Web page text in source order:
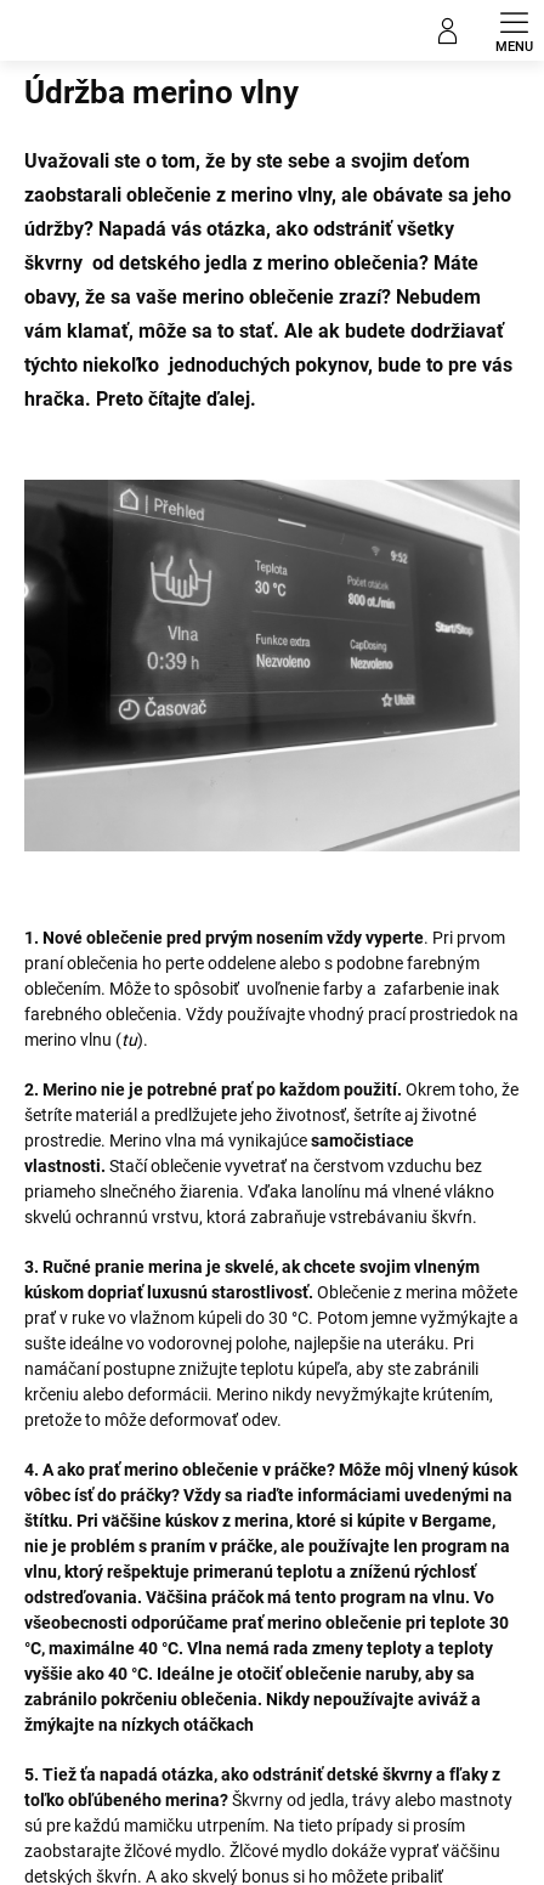
Údržba merino vlny
Uvažovali ste o tom, že by ste sebe a svojim deťom
zaobstarali oblečenie z merino vlny, ale obávate sa jeho
údržby? Napadá vás otázka, ako odstrániť všetky
škvrny od detského jedla z merino oblečenia? Máte
obavy, že sa vaše merino oblečenie zrazí? Nebudem
vám klamať, môže sa to stať. Ale ak budete dodržiavať
týchto niekoľko jednoduchých pokynov, bude to pre vás
hračka. Preto čítajte ďalej.
1. Nové oblečenie pred prvým nosením vždy vyperte. Pri prvom
praní oblečenia ho perte oddelene alebo s podobne farebným
oblečením. Môže to spôsobiť uvoľnenie farby a zafarbenie inak
farebného oblečenia. Vždy používajte vhodný prací prostriedok na
merino vlnu (tu).
2. Merino nie je potrebné prať po každom použití. Okrem toho, že
šetríte materiál a predlžujete jeho životnosť, šetríte aj životné
prostredie. Merino vlna má vynikajúcesamočistiace
vlastnosti. Stačí oblečenie vyvetrať na čerstvom vzduchu bez
priameho slnečného žiarenia. Vďaka lanolínu má vlnené vlákno
skvelú ochrannú vrstvu, ktorá zabraňuje vstrebávaniu škvŕn.
3. Ručné pranie merina je skvelé, ak chcete svojim vlneným
kúskom dopriať luxusnú starostlivosť. Oblečenie z merina môžete
prať v ruke vo vlažnom kúpeli do 30 °C. Potom jemne vyžmýkajte a
sušte ideálne vo vodorovnej polohe, najlepšie na uteráku. Pri
namáčaní postupne znižujte teplotu kúpeľa, aby ste zabránili
krčeniu alebo deformácii. Merino nikdy nevyžmýkajte krútením,
pretože to môže deformovať odev.
4. A ako prať merino oblečenie v práčke? Môže môj vlnený kúsok
vôbec ísť do práčky? Vždy sa riaďte informáciami uvedenými na
štítku. Pri väčšine kúskov z merina, ktoré si kúpite v Bergame,
nie je problém s praním v práčke, ale používajte len program na
vlnu, ktorý rešpektuje primeranú teplotu a zníženú rýchlosť
odstreďovania. Väčšina práčok má tento program na vlnu. Vo
všeobecnosti odporúčame prať merino oblečenie pri teplote 30
°C, maximálne 40 °C. Vlna nemá rada zmeny teploty a teploty
vyššie ako 40 °C. Ideálne je otočiť oblečenie naruby, aby sa
zabránilo pokrčeniu oblečenia. Nikdy nepoužívajte aviváž a
žmýkajte na nízkych otáčkach
5. Tiež ťa napadá otázka, ako odstrániť detské škvrny a fľaky z
toľko obľúbeného merina?Škvrny od jedla, trávy alebo mastnoty
sú pre každú mamičku utrpením. Na tieto prípady si prosím
zaobstarajte žlčové mydlo. Žlčové mydlo dokáže vyprať väčšinu
detských škvŕn. A ako skvelý bonus si ho môžete pribaliť